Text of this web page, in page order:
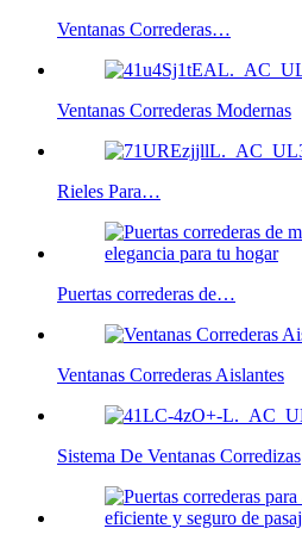
Ventanas Correderas…
Ventanas Correderas Modernas
Rieles Para…
Puertas correderas de…
Ventanas Correderas Aislantes
Sistema De Ventanas Corredizas